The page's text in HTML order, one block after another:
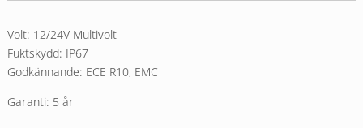
Volt: 12/24V Multivolt
Fuktskydd: IP67
Godkännande: ECE R10, EMC
Garanti: 5 år